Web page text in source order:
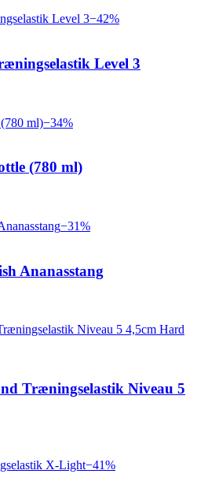
−42%
Level 3
−34%
(780 ml)
−31%
Ananasstang
Træningselastik Niveau 5
−41%